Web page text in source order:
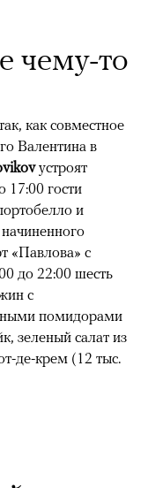
чему-то
как совместное
Валентина в
устроят
17:00 гости
и
«Павлова» с
до 22:00 шесть
с
помидорами
зеленый салат из
де-крем (12 тыс.